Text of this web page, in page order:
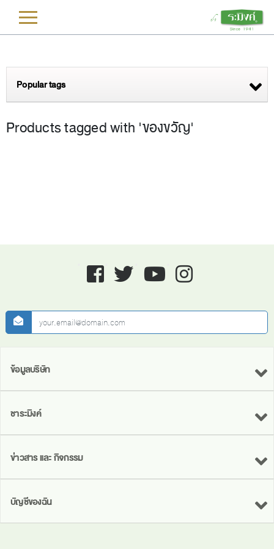
Popular tags
Products tagged with 'ของขวัญ'
Facebook twitter youtube instagram
newsletter
ข้อมูลบริษัท
ชาระมิงค์
ข่าวสาร และ กิจกรรม
บัญชีของฉัน